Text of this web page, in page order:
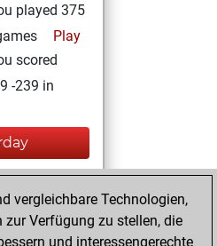
played 375
Play
scored
-239 in
played 19
Play
scored +3
vergleichbare Technologien,
Verfügung zu stellen, die
und interessengerechte